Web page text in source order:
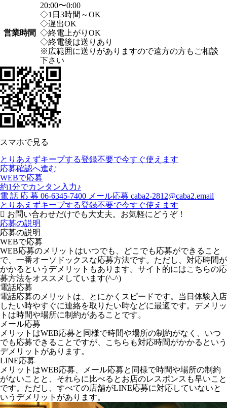
営業時間
20:00〜0:00
◇1日3時間～OK
◇遅出OK
◇終電上がりOK
◇終電後は送りあり
※広範囲に送りがありますので遠方の方もご相談
下さい
スマホで見る
とりあえずキープする登録不要で今すぐ使えます
応募確認へ進む
WEBで応募
約1分でカンタン入力♪
電 話 応 募 06-6345-7400 メール応募 caba2-2812@caba2.email
とりあえずキープする登録不要で今すぐ使えます
お問い合わせだけでも大丈夫。お気軽にどうぞ！
応募の説明
応募の説明
WEBで応募
WEB応募のメリットはいつでも、どこでも応募ができること
で、一番オーソドックスな応募方法です。ただし、対応時間が
かかるというデメリットもあります。サイト的にはこちらの応
募方法をオススメしています(^-^)
電話応募
電話応募のメリットは、とにかくスピードです。当日体験入店
したい時やすぐに連絡を取りたい時などに最適です。デメリッ
トは時間や場所に制約があることです。
メール応募
メリットはWEB応募と同様で時間や場所の制約がなく、いつ
でも応募できることですが、こちらも対応時間がかかるという
デメリットがあります。
LINE応募
メリットはWEB応募、メール応募と同様で時間や場所の制約
がないことと、それらに比べるとお店のレスポンスも早いこと
です。ただし、すべての店舗がLINE応募に対応していないと
いうデメリットがあります。